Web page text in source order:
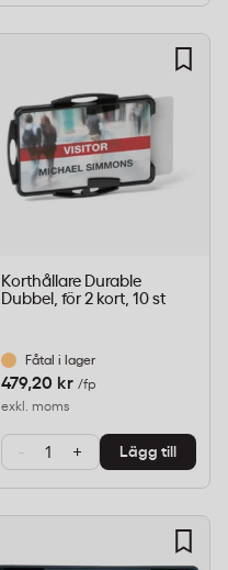
Korthållare Durable
Dubbel, för 2 kort, 10 st
Fåtal i lager
479,20 kr /fp
exkl. moms
- + Lägg till